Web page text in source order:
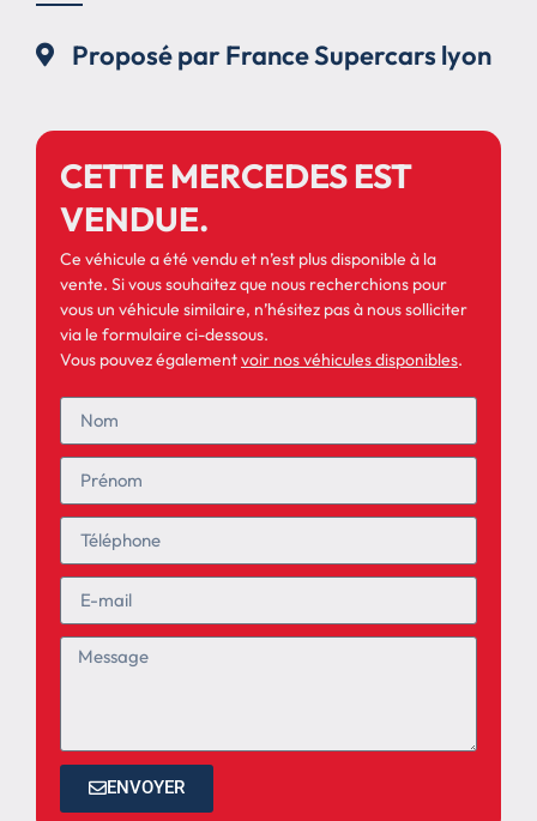
Proposé par France Supercars lyon
CETTE MERCEDES EST
VENDUE.
Ce véhicule a été vendu et n’est plus disponible à la
vente. Si vous souhaitez que nous recherchions pour
vous un véhicule similaire, n’hésitez pas à nous solliciter
via le formulaire ci-dessous.
Vous pouvez égalementvoir nos véhicules disponibles.
ENVOYER